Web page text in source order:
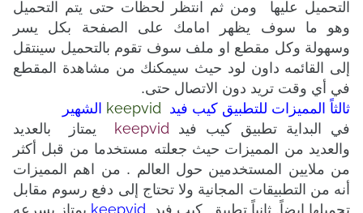
التحميل عليها
ومن ثم انتظر لحظات حتى يتم التحميل
وهو ما سوف يظهر امامك على الصفحة بكل يسر
وسهولة وكل مقطع او ملف سوف تقوم بالتحميل سينتقل
إلى القائمه داون لود حيث سيمكنك من مشاهدة المقطع
في أي وقت تريد دون الاتصال حتى.
ثالثاً المميزات للتطبيق كيب فيد
keepvid
الشهير
في البداية تطبيق كيب فيد
keepvid
يمتاز بالعديد
والعديد من المميزات حيث جعلته مستخدما من قبل أكثر
من ملايين المستخدمين حول العالم . من اهم المميزات
أنه من التطبيقات المجانية ولا تحتاج إلى دفع رسوم مقابل
تحميلها ايضاً. ثانياً تطبيق كيب فيد keepvid يمتاز بسرعه